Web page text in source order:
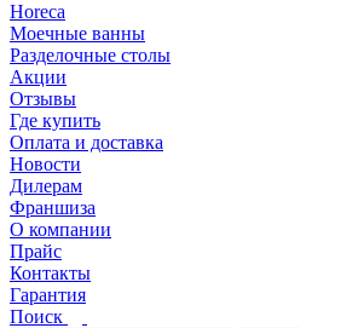
Horeca
Моечные ванны
Разделочные столы
Акции
Отзывы
Где купить
Оплата и доставка
Новости
Дилерам
Франшиза
О компании
Прайс
Контакты
Гарантия
Поиск